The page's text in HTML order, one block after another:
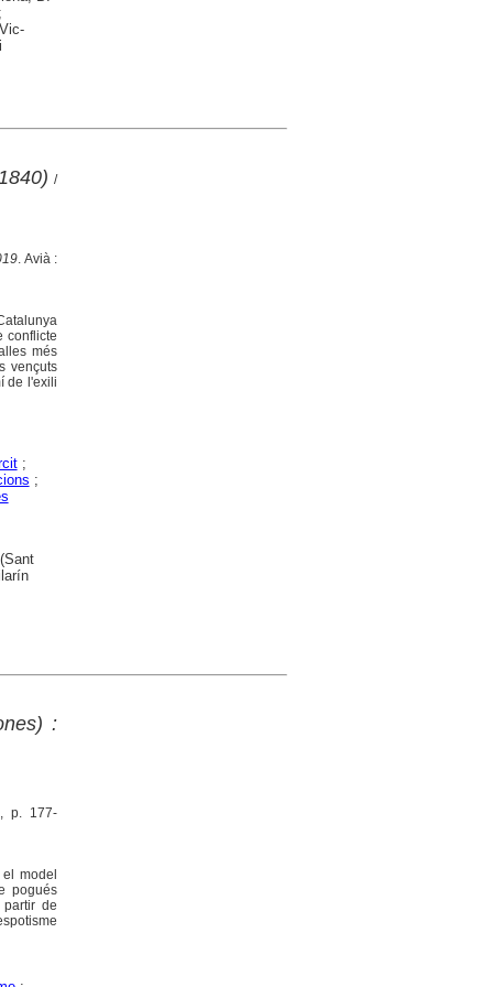
/
. Avià :
conflicte
més
vençuts
de l'exili
;
;
:
p. 177-
el model
pogués
de